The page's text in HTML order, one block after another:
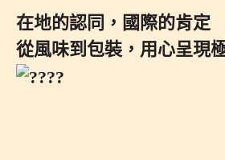
在地的認同，國際的肯定
從風味到包裝，用心呈現